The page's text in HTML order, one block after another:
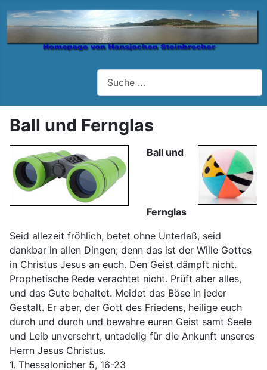
Suchen
Ball und Fernglas
Ball und
Fernglas
Seid allezeit fröhlich, betet ohne Unterlaß, seid
dankbar in allen Dingen; denn das ist der Wille Gottes
in Christus Jesus an euch. Den Geist dämpft nicht.
Prophetische Rede verachtet nicht. Prüft aber alles,
und das Gute behaltet. Meidet das Böse in jeder
Gestalt. Er aber, der Gott des Friedens, heilige euch
durch und durch und be­wahre euren Geist samt Seele
und Leib unversehrt, untadelig für die Ankunft unseres
Herrn Jesus Christus.
1. Thessalonicher 5, 16-23